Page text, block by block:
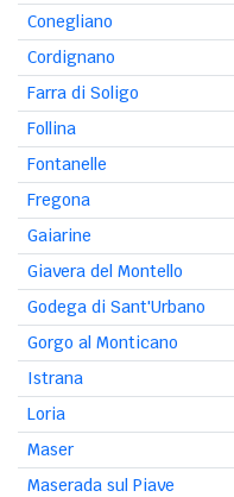
Conegliano
Cordignano
Farra di Soligo
Follina
Fontanelle
Fregona
Gaiarine
Giavera del Montello
Godega di Sant'Urbano
Gorgo al Monticano
Istrana
Loria
Maser
Maserada sul Piave